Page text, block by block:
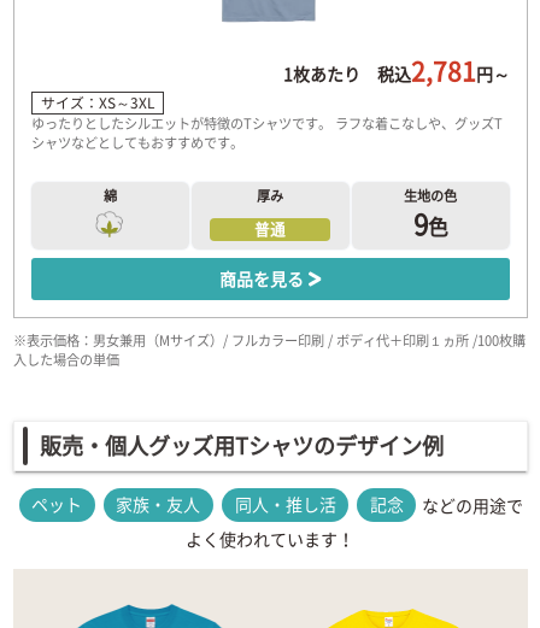
1枚あたり 税込2,781円～
サイズ：XS～3XL
ゆったりとしたシルエットが特徴のTシャツです。 ラフな着こなしや、グッズT
シャツなどとしてもおすすめです。
綿 厚み
普通
生地の色
9色
商品を見る
※表示価格：男女兼用（Mサイズ）/ フルカラー印刷 / ボディ代＋印刷１ヵ所 /100枚購
入した場合の単価
販売・個人グッズ用Tシャツのデザイン例
ペット 家族・友人 同人・推し活 記念
などの用途で
よく使われています！